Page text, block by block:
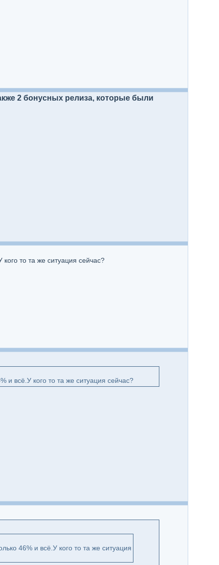
2 бонусных релиза, которые были
то та же ситуация сейчас?
и всё.У кого то та же ситуация сейчас?
46% и всё.У кого то та же ситуация